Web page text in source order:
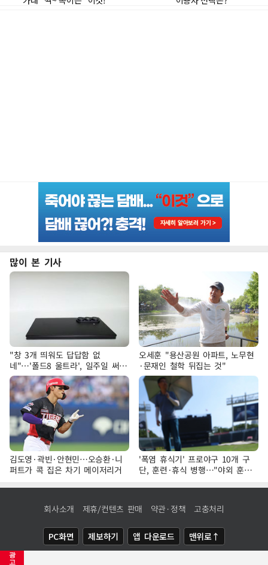
광
고
많이 본 기사
"창 3개 띄워도 답답함 없
네"…'폴드8 울트라', 일주일 써보
니
오세훈 "용산공원 아파트, 노무현
·문재인 철학 뒤집는 것"
김도영·곽빈·안현민…오승환·니
퍼트가 콕 집은 차기 메이저리거
'폭염 휴식기' 프로야구 10개 구
단, 훈련·휴식 병행…"야외 훈련
해도 안전 최우선"
회사소개 제휴/컨텐츠 판매 약관·정책 고충처리
PC화면 제보하기 앱 다운로드 맨위로↑